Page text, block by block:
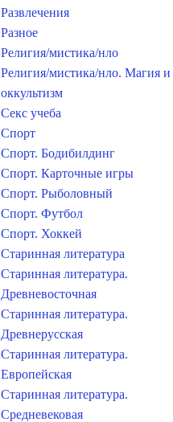
Развлечения
Разное
Религия/мистика/нло
Религия/мистика/нло. Магия и
оккультизм
Секс учеба
Спорт
Спорт. Бодибилдинг
Спорт. Карточные игры
Спорт. Рыболовный
Спорт. Футбол
Спорт. Хоккей
Старинная литература
Старинная литература.
Древневосточная
Старинная литература.
Древнерусская
Старинная литература.
Европейская
Старинная литература.
Средневековая